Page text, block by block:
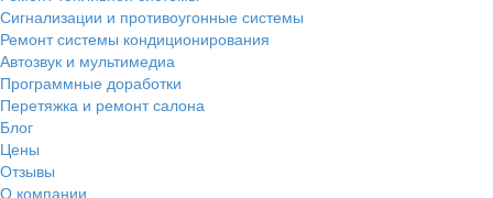
Сигнализации и противоугонные системы
Ремонт системы кондиционирования
Автозвук и мультимедиа
Программные доработки
Перетяжка и ремонт салона
Блог
Цены
Отзывы
О компании